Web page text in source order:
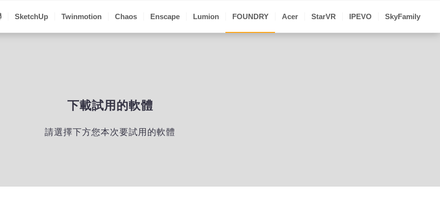
SketchUp Twinmotion Chaos Enscape Lumion FOUNDRY Acer StarVR IPEVO SkyFamily
下載試用的軟體
請選擇下方您本次要試用的軟體